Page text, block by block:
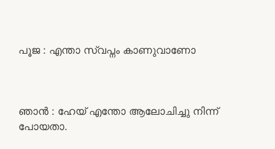
പൂജ : എന്താ സ്വപ്നം കാണുവാണോ
ഞാൻ : ഹേയ് എന്തോ ആലോചിച്ചു നിന്ന്
പോയതാ.